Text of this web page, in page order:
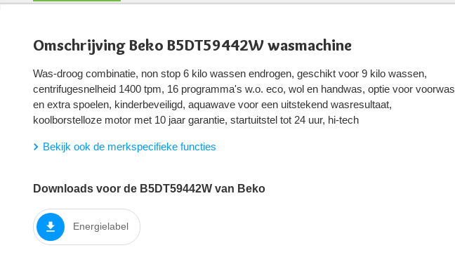
Omschrijving Beko B5DT59442W wasmachine
Was-droog combinatie, non stop 6 kilo wassen endrogen, geschikt voor 9 kilo wassen,
centrifugesnelheid 1400 tpm, 16 programma's w.o. eco, wol en handwas, optie voor voorwas
en extra spoelen, kinderbeveiligd, aquawave voor een uitstekend wasresultaat,
koolborstelloze motor met 10 jaar garantie, startuitstel tot 24 uur, hi-tech
Bekijk ook de merkspecifieke functies
Downloads voor de B5DT59442W van Beko
Energielabel